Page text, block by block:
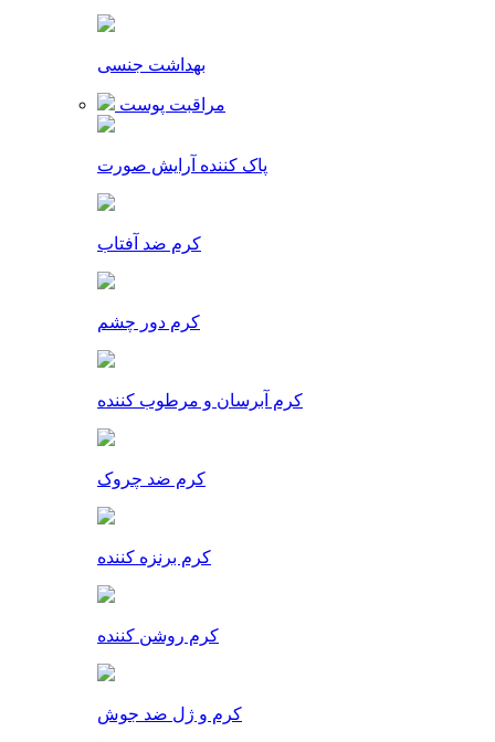
بهداشت جنسی
مراقبت پوست
پاک کننده آرایش صورت
کرم ضد آفتاب
کرم دور چشم
کرم آبرسان و مرطوب کننده
کرم ضد چروک
کرم برنزه کننده
کرم روشن کننده
کرم و ژل ضد جوش